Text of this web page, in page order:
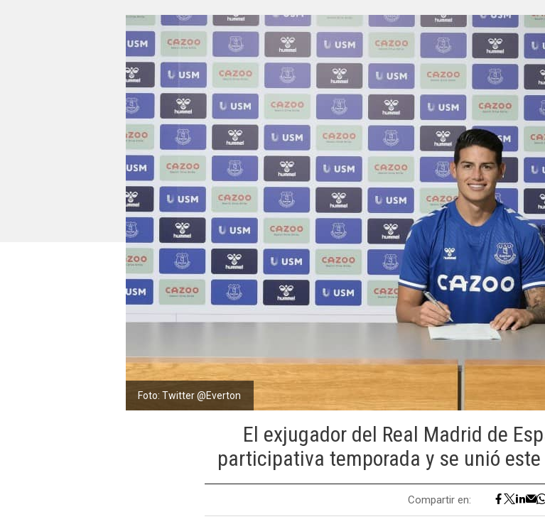
Foto: Twitter @Everton
El exjugador del Real Madrid de
participativa temporada y se unió
Compartir en: